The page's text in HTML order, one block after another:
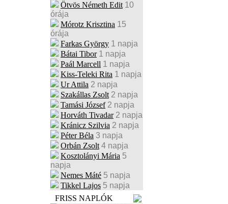
Ötvös Németh Edit 10
órája
Mórotz Krisztina 15
órája
Farkas György 1 napja
Bátai Tibor 1 napja
Paál Marcell 1 napja
Kiss-Teleki Rita 1 napja
Ur Attila 2 napja
Szakállas Zsolt 2 napja
Tamási József 2 napja
Horváth Tivadar 2 napja
Kránicz Szilvia 2 napja
Péter Béla 3 napja
Orbán Zsolt 4 napja
Kosztolányi Mária 5
napja
Nemes Máté 5 napja
Tikkel Lajos 5 napja
FRISS NAPLÓK